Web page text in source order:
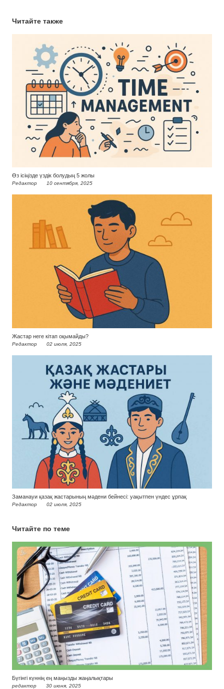
Читайте также
Өз ісіңізде үздік болудың 5 жолы
Редактор 10 сентября, 2025
Жастар неге кітап оқымайды?
Редактор 02 июля, 2025
Заманауи қазақ жастарының мәдени бейнесі: уақытпен үндес ұрпақ
Редактор 02 июля, 2025
Читайте по теме
Бүгінгі күннің ең маңызды жаңалықтары
редактор 30 июня, 2025